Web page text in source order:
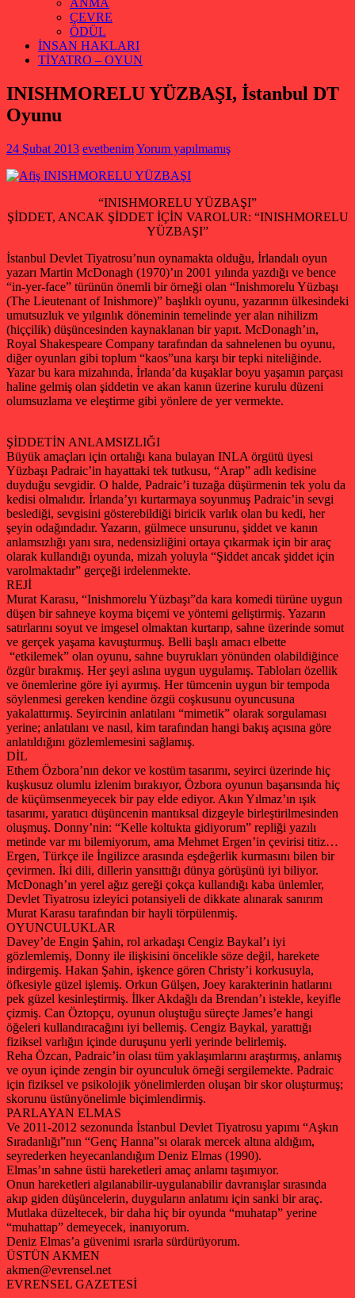
ANMA
ÇEVRE
ÖDÜL
İNSAN HAKLARI
TİYATRO – OYUN
INISHMORELU YÜZBAŞI, İstanbul DT
Oyunu
24 Şubat 2013 evetbenimYorum yapılmamış
“INISHMORELU YÜZBAŞI”
ŞİDDET, ANCAK ŞİDDET İÇİN VAROLUR: “INISHMORELU
YÜZBAŞI”
İstanbul Devlet Tiyatrosu’nun oynamakta olduğu, İrlandalı oyun
yazarı Martin McDonagh (1970)’ın 2001 yılında yazdığı ve bence
“in-yer-face” türünün önemli bir örneği olan “Inishmorelu Yüzbaşı
(The Lieutenant of Inishmore)” başlıklı oyunu, yazarının ülkesindeki
umutsuzluk ve yılgınlık döneminin temelinde yer alan nihilizm
(hiççilik) düşüncesinden kaynaklanan bir yapıt. McDonagh’ın,
Royal Shakespeare Company tarafından da sahnelenen bu oyunu,
diğer oyunları gibi toplum “kaos”una karşı bir tepki niteliğinde.
Yazar bu kara mizahında, İrlanda’da kuşaklar boyu yaşamın parçası
haline gelmiş olan şiddetin ve akan kanın üzerine kurulu düzeni
olumsuzlama ve eleştirme gibi yönlere de yer vermekte.
ŞİDDETİN ANLAMSIZLIĞI
Büyük amaçları için ortalığı kana bulayan INLA örgütü üyesi
Yüzbaşı Padraic’in hayattaki tek tutkusu, “Arap” adlı kedisine
duyduğu sevgidir. O halde, Padraic’i tuzağa düşürmenin tek yolu da
kedisi olmalıdır. İrlanda’yı kurtarmaya soyunmuş Padraic’in sevgi
beslediği, sevgisini gösterebildiği biricik varlık olan bu kedi, her
şeyin odağındadır. Yazarın, gülmece unsurunu, şiddet ve kanın
anlamsızlığı yanı sıra, nedensizliğini ortaya çıkarmak için bir araç
olarak kullandığı oyunda, mizah yoluyla “Şiddet ancak şiddet için
varolmaktadır” gerçeği irdelenmekte.
REJİ
Murat Karasu, “Inishmorelu Yüzbaşı”da kara komedi türüne uygun
düşen bir sahneye koyma biçemi ve yöntemi geliştirmiş. Yazarın
satırlarını soyut ve imgesel olmaktan kurtarıp, sahne üzerinde somut
ve gerçek yaşama kavuşturmuş. Belli başlı amacı elbette
“etkilemek” olan oyunu, sahne buyrukları yönünden olabildiğince
özgür bırakmış. Her şeyi aslına uygun uygulamış. Tabloları özellik
ve önemlerine göre iyi ayırmış. Her tümcenin uygun bir tempoda
söylenmesi gereken kendine özgü coşkusunu oyuncusuna
yakalattırmış. Seyircinin anlatılanı “mimetik” olarak sorgulaması
yerine; anlatılanı ve nasıl, kim tarafından hangi bakış açısına göre
anlatıldığını gözlemlemesini sağlamış.
DİL
Ethem Özbora’nın dekor ve kostüm tasarımı, seyirci üzerinde hiç
kuşkusuz olumlu izlenim bırakıyor, Özbora oyunun başarısında hiç
de küçümsenmeyecek bir pay elde ediyor. Akın Yılmaz’ın ışık
tasarımı, yaratıcı düşüncenin mantıksal dizgeyle birleştirilmesinden
oluşmuş. Donny’nin: “Kelle koltukta gidiyorum” repliği yazılı
metinde var mı bilemiyorum, ama Mehmet Ergen’in çevirisi titiz…
Ergen, Türkçe ile İngilizce arasında eşdeğerlik kurmasını bilen bir
çevirmen. İki dili, dillerin yansıttığı dünya görüşünü iyi biliyor.
McDonagh’ın yerel ağız gereği çokça kullandığı kaba ünlemler,
Devlet Tiyatrosu izleyici potansiyeli de dikkate alınarak sanırım
Murat Karasu tarafından bir hayli törpülenmiş.
OYUNCULUKLAR
Davey’de Engin Şahin, rol arkadaşı Cengiz Baykal’ı iyi
gözlemlemiş, Donny ile ilişkisini öncelikle söze değil, harekete
indirgemiş. Hakan Şahin, işkence gören Christy’i korkusuyla,
öfkesiyle güzel işlemiş. Orkun Gülşen, Joey karakterinin hatlarını
pek güzel kesinleştirmiş. İlker Akdağlı da Brendan’ı istekle, keyifle
çizmiş. Can Öztopçu, oyunun oluştuğu süreçte James’e hangi
öğeleri kullandıracağını iyi bellemiş. Cengiz Baykal, yarattığı
fiziksel varlığın içinde duruşunu yerli yerinde belirlemiş.
Reha Özcan, Padraic’in olası tüm yaklaşımlarını araştırmış, anlamış
ve oyun içinde zengin bir oyunculuk örneği sergilemekte. Padraic
için fiziksel ve psikolojik yönelimlerden oluşan bir skor oluşturmuş;
skorunu üstünyönelimle biçimlendirmiş.
PARLAYAN ELMAS
Ve 2011-2012 sezonunda İstanbul Devlet Tiyatrosu yapımı “Aşkın
Sıradanlığı”nın “Genç Hanna”sı olarak mercek altına aldığım,
seyrederken heyecanlandığım Deniz Elmas (1990).
Elmas’ın sahne üstü hareketleri amaç anlamı taşımıyor.
Onun hareketleri algılanabilir-uygulanabilir davranışlar sırasında
akıp giden düşüncelerin, duyguların anlatımı için sanki bir araç.
Mutlaka düzeltecek, bir daha hiç bir oyunda “muhatap” yerine
“muhattap” demeyecek, inanıyorum.
Deniz Elmas’a güvenimi ısrarla sürdürüyorum.
ÜSTÜN AKMEN
akmen@evrensel.net
EVRENSEL GAZETESİ